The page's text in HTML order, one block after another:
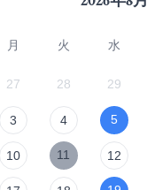
月 火 水
27 28 29
3 4 5
10 11 12